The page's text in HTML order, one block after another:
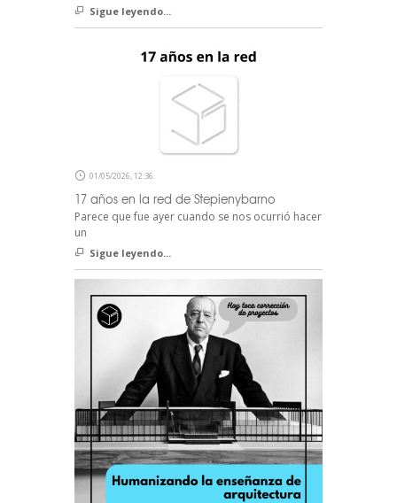
Sigue leyendo...
01/05/2026, 12:36
17 años en la red de Stepienybarno
Parece que fue ayer cuando se nos ocurrió hacer
un
Sigue leyendo...